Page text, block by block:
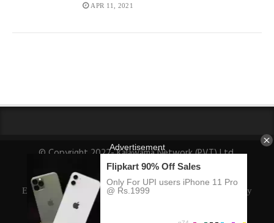
APR 11, 2021
© Copyright 2022- Kalawama Network (PVT) Ltd.
About Us Fact-Checking Policy Privacy Policy
Ethics Policy Ownership, Funding, and Advertising Policy
Corrections Policy